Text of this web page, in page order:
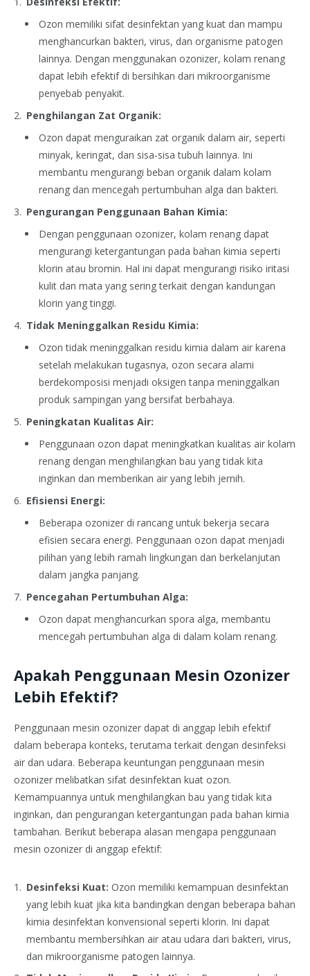
Ozon memiliki sifat desinfektan yang kuat dan mampu
menghancurkan bakteri, virus, dan organisme patogen
lainnya. Dengan menggunakan ozonizer, kolam renang
dapat lebih efektif di bersihkan dari mikroorganisme
penyebab penyakit.
Penghilangan Zat Organik:
Ozon dapat menguraikan zat organik dalam air, seperti
minyak, keringat, dan sisa-sisa tubuh lainnya. Ini
membantu mengurangi beban organik dalam kolam
renang dan mencegah pertumbuhan alga dan bakteri.
Pengurangan Penggunaan Bahan Kimia:
Dengan penggunaan ozonizer, kolam renang dapat
mengurangi ketergantungan pada bahan kimia seperti
klorin atau bromin. Hal ini dapat mengurangi risiko iritasi
kulit dan mata yang sering terkait dengan kandungan
klorin yang tinggi.
Tidak Meninggalkan Residu Kimia:
Ozon tidak meninggalkan residu kimia dalam air karena
setelah melakukan tugasnya, ozon secara alami
berdekomposisi menjadi oksigen tanpa meninggalkan
produk sampingan yang bersifat berbahaya.
Peningkatan Kualitas Air:
Penggunaan ozon dapat meningkatkan kualitas air kolam
renang dengan menghilangkan bau yang tidak kita
inginkan dan memberikan air yang lebih jernih.
Efisiensi Energi:
Beberapa ozonizer di rancang untuk bekerja secara
efisien secara energi. Penggunaan ozon dapat menjadi
pilihan yang lebih ramah lingkungan dan berkelanjutan
dalam jangka panjang.
Pencegahan Pertumbuhan Alga:
Ozon dapat menghancurkan spora alga, membantu
mencegah pertumbuhan alga di dalam kolam renang.
Apakah Penggunaan Mesin Ozonizer
Lebih Efektif?
Penggunaan mesin ozonizer dapat di anggap lebih efektif
dalam beberapa konteks, terutama terkait dengan desinfeksi
air dan udara. Beberapa keuntungan penggunaan mesin
ozonizer melibatkan sifat desinfektan kuat ozon.
Kemampuannya untuk menghilangkan bau yang tidak kita
inginkan, dan pengurangan ketergantungan pada bahan kimia
tambahan. Berikut beberapa alasan mengapa penggunaan
mesin ozonizer di anggap efektif:
Desinfeksi Kuat: Ozon memiliki kemampuan desinfektan
yang lebih kuat jika kita bandingkan dengan beberapa bahan
kimia desinfektan konvensional seperti klorin. Ini dapat
membantu membersihkan air atau udara dari bakteri, virus,
dan mikroorganisme patogen lainnya.